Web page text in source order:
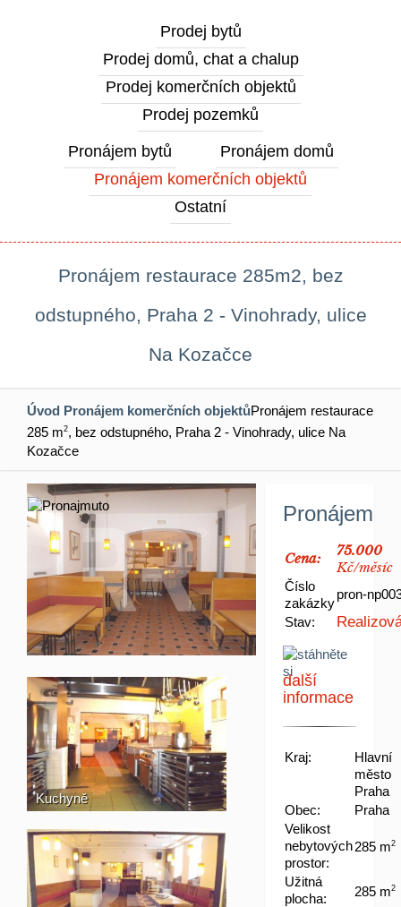
Prodej bytů
Prodej domů, chat a chalup
Prodej komerčních objektů
Prodej pozemků
Pronájem bytů
Pronájem domů
Pronájem komerčních objektů
Ostatní
Pronájem restaurace 285m2, bez
odstupného, Praha 2 - Vinohrady, ulice
Na Kozačce
Úvod Pronájem komerčních objektůPronájem restaurace
285 m2, bez odstupného, Praha 2 - Vinohrady, ulice Na
Kozačce
Kuchyně
Pronájem
Cena:
75.000
Kč/měsíc
Číslo
zakázky
pron-
Stav:
další
informace
Kraj:
Hlavní
město
Praha
Obec:
Praha
Velikost
nebytových
prostor:
285 m2
Užitná
plocha:
285 m2